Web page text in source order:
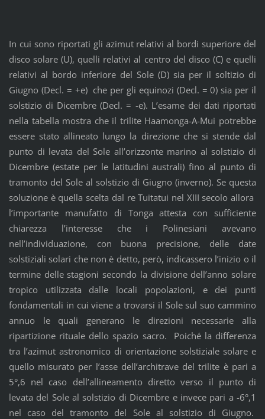
In cui sono riportati gli azimut relativi al bordi superiore del
disco solare (U), quelli relativi al centro del disco (C) e quelli
relativi al bordo inferiore del Sole (D) sia per il soltizio di
Giugno (Decl. = +e) che per gli equinozi (Decl. = 0) sia per il
solstizio di Dicembre (Decl. = -e). L’esame dei dati riportati
nella tabella mostra che il trilite Haamonga-A-Mui potrebbe
essere stato allineato lungo la direzione che si stende dal
punto di levata del Sole all’orizzonte marino al solstizio di
Dicembre (estate per le latitudini australi) fino al punto di
tramonto del Sole al solstizio di Giugno (inverno). Se questa
soluzione è quella scelta dal re Tuitatui nel XIII secolo allora
l’importante manufatto di Tonga attesta con sufficiente
chiarezza l’interesse che i Polinesiani avevano
nell’individuazione, con buona precisione, delle date
solstiziali solari che non è detto, però, indicassero l’inizio o il
termine delle stagioni secondo la divisione dell’anno solare
tropico utilizzata dalle locali popolazioni, e dei punti
fondamentali in cui viene a trovarsi il Sole sul suo cammino
annuo le quali generano le direzioni necessarie alla
ripartizione rituale dello spazio sacro. Poiché la differenza
tra l’azimut astronomico di orientazione solstiziale solare e
quello misurato per l’asse dell’architrave del trilite è pari a
5°,6 nel caso dell’allineamento diretto verso il punto di
levata del Sole al solstizio di Dicembre e invece pari a -6°,1
nel caso del tramonto del Sole al solstizio di Giugno.